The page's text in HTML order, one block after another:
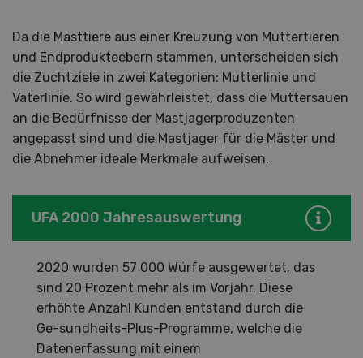
Da die Masttiere aus einer Kreuzung von Muttertieren
und Endprodukteebern stammen, unterscheiden sich
die Zuchtziele in zwei Kategorien: Mutterlinie und
Vaterlinie. So wird gewährleistet, dass die Muttersauen
an die Bedürfnisse der Mastjagerproduzenten
angepasst sind und die Mastjager für die Mäster und
die Abnehmer ideale Merkmale aufweisen.
UFA 2000 Jahresauswertung
2020 wurden 57 000 Würfe ausgewertet, das
sind 20 Prozent mehr als im Vorjahr. Diese
erhöhte Anzahl Kunden entstand durch die
Ge-sundheits-Plus-Programme, welche die
Datenerfassung mit einem